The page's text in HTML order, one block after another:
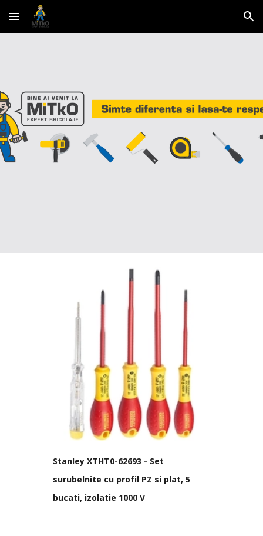
Skip to main content Skip to navigation
Stanley XTHT0-62693 - Set
surubelnite cu profil PZ si plat, 5
bucati, izolatie 1000 V